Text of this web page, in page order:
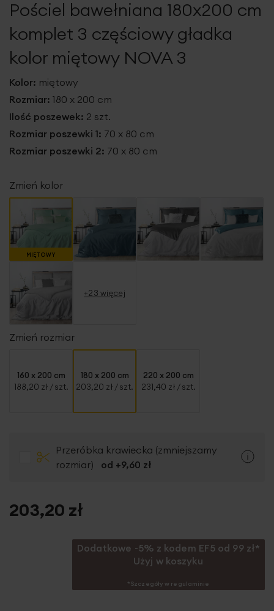
galeriiPościel bawełniana 180x200 cm
komplet 3 częściowy gładka
kolor miętowy NOVA 3
Kolor: miętowy
Rozmiar: 180 x 200 cm
Ilość poszewek: 2 szt.
Rozmiar poszewki 1: 70 x 80 cm
Rozmiar poszewki 2: 70 x 80 cm
Zmień kolor
MIĘTOWY
+23 więcej
Zmień rozmiar
160 x 200 cm
188,20 zł / szt.
180 x 200 cm
203,20 zł / szt.
220 x 200 cm
231,40 zł / szt.
Przeróbka krawiecka (zmniejszamy
rozmiar)
od +9,60 zł
203,20 zł
Dodatkowe -5% z kodem EF5 od 99 zł*
Użyj w koszyku
*Szczegóły w regulaminie